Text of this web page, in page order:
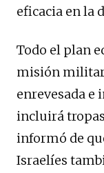
eficacia en la
Todo el plan
misión
enrevesada e
incluirá
informó de
Israelíes